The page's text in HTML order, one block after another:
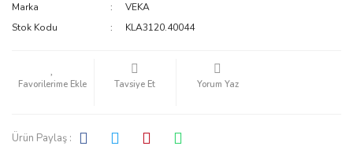
Marka
VEKA
Stok Kodu
KLA3120.40044
Tavsiye Et Yorum Yaz
Ürün Paylaş :